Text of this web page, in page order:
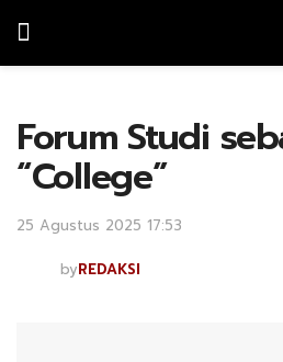
Forum Studi
“College”
25 Agustus 2025 17:53
byREDAKSI